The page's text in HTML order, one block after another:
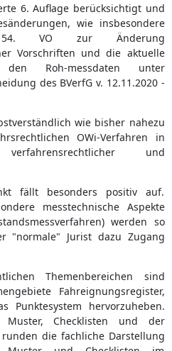
6. Auflage berücksichtigt und
wie insbesondere
VO zur Änderung
Vorschriften und die aktuelle
Roh-messdaten unter
des BVerfG v. 12.11.2020 -
wie bisher nahezu
OWi-Verfahren in
verfahrensrechtlicher und
fällt besonders positiv auf.
messtechnische Aspekte
werden so
"normale" Jurist dazu Zugang
Themenbereichen sind
Fahreignungsregister,
Punktesystem hervorzuheben.
Muster, Checklisten und der
die fachliche Darstellung